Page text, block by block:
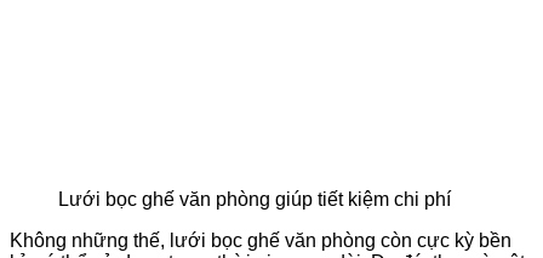
Lưới bọc ghế văn phòng giúp tiết kiệm chi phí
Không những thế, lưới bọc ghế văn phòng còn cực kỳ bền